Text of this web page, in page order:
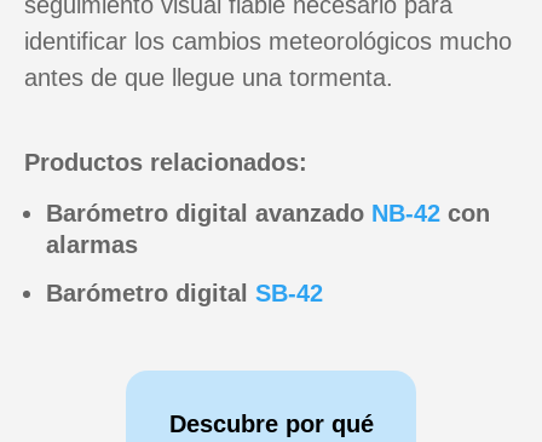
identificar los cambios meteorológicos mucho
antes de que llegue una tormenta.
Productos relacionados:
Barómetro digital avanzado NB-42 con
alarmas
Barómetro digital SB-42
Descubre por qué